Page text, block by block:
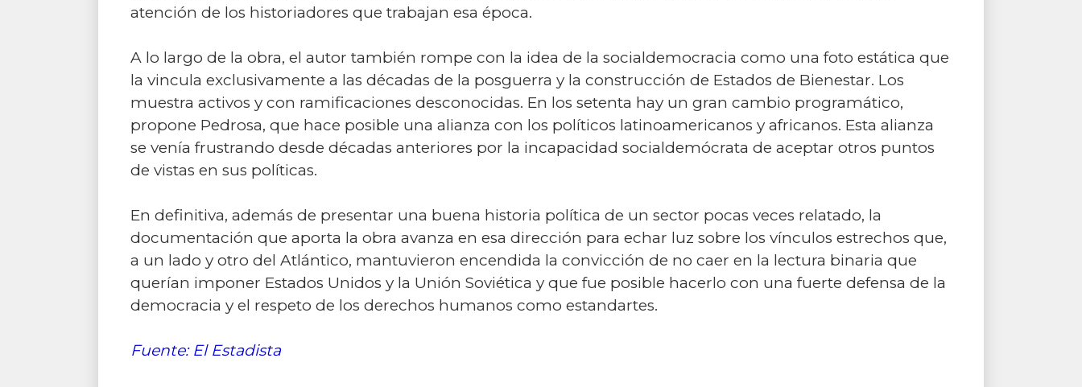
atención de los historiadores que trabajan esa época.
A lo largo de la obra, el autor también rompe con la idea de la socialdemocracia como una foto estática que
la vincula exclusivamente a las décadas de la posguerra y la construcción de Estados de Bienestar. Los
muestra activos y con ramificaciones desconocidas. En los setenta hay un gran cambio programático,
propone Pedrosa, que hace posible una alianza con los políticos latinoamericanos y africanos. Esta alianza
se venía frustrando desde décadas anteriores por la incapacidad socialdemócrata de aceptar otros puntos
de vistas en sus políticas.
En definitiva, además de presentar una buena historia política de un sector pocas veces relatado, la
documentación que aporta la obra avanza en esa dirección para echar luz sobre los vínculos estrechos que,
a un lado y otro del Atlántico, mantuvieron encendida la convicción de no caer en la lectura binaria que
querían imponer Estados Unidos y la Unión Soviética y que fue posible hacerlo con una fuerte defensa de la
democracia y el respeto de los derechos humanos como estandartes.
Fuente: El Estadista